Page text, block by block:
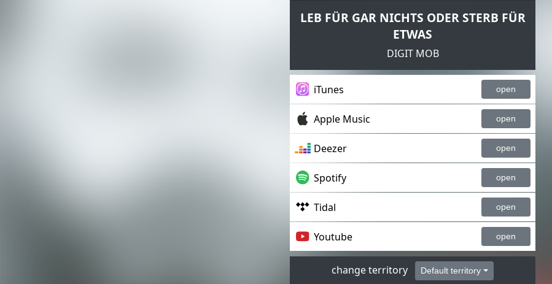
LEB FÜR GAR NICHTS ODER STERB FÜR
ETWAS
DIGIT MOB
iTunes open
Apple Music open
Deezer open
Spotify open
Tidal open
Youtube open
change territory Default territory